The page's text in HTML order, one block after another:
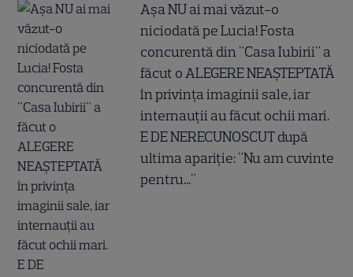
Așa NU ai mai văzut-o
niciodată pe Lucia! Fosta
concurentă din "Casa Iubirii" a
făcut o ALEGERE NEAȘTEPTATĂ
în privința imaginii sale, iar
internauții au făcut ochii mari.
E DE NERECUNOSCUT după
ultima apariție: "Nu am cuvinte
pentru..."